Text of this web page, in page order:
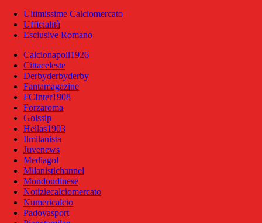
Ultimissime Calciomercato
Ufficialità
Esclusive Romano
Calcionapoli1926
Cittaceleste
Derbyderbyderby
Fantamagazine
FCInter1908
Forzaroma
Golssip
Hellas1903
Ilmilanista
Juvenews
Mediagol
Milanistichannel
Mondoudinese
Notiziecalciomercato
Numericalcio
Padovasport